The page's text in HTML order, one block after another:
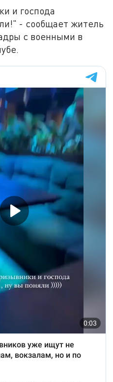
и господа
- сообщает житель
с военными в